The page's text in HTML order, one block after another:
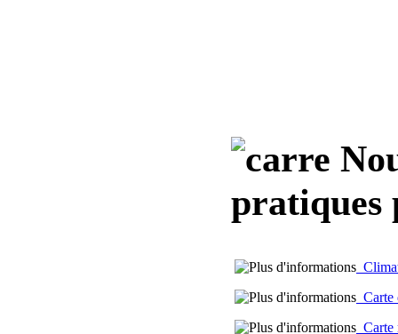
pratiques
Carte
Carte